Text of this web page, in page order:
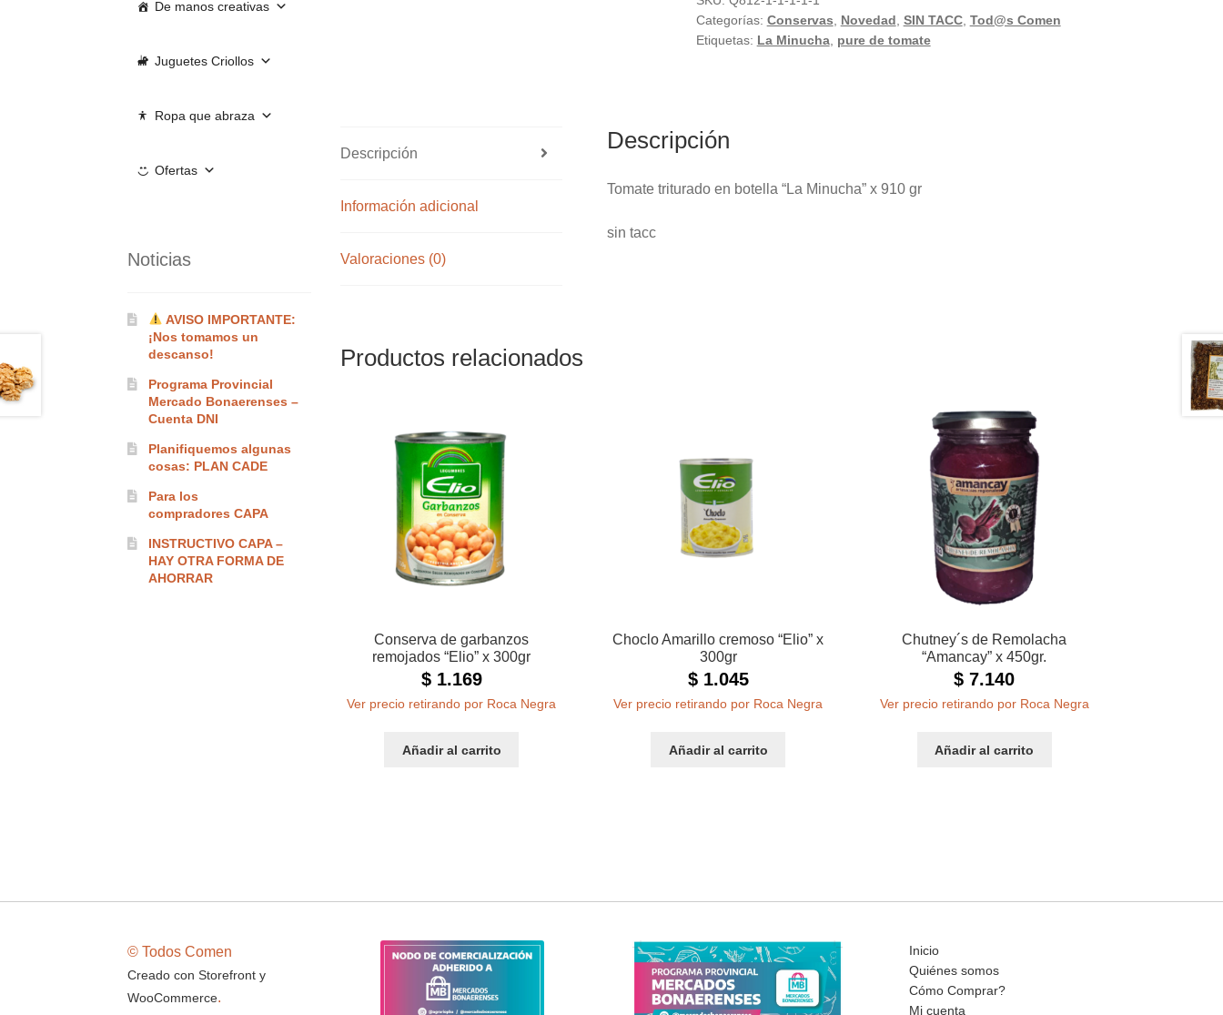
Categorías: Conservas Novedad SIN TACC, Tod@s Comen
Etiquetas: La Minucha, pure de tomate
Descripción
Información adicional
Valoraciones (0)
Descripción
Tomate triturado en botella “La Minucha” x 910 gr
sin tacc
Productos relacionados
Conserva de garbanzos
remojados “Elio” x 300gr
$1.169
Ver precio retirando por Roca Negra
Añadir al carrito
Choclo Amarillo cremoso “Elio” x
300gr
$1.045
Ver precio retirando por Roca Negra
Añadir al carrito
Chutney´s de Remolacha
“Amancay” x 450gr.
$ 7.140
Ver precio retirando por Roca Negra
Añadir al carrito
De manos creativas
Juguetes Criollos
Ropa que abraza
Ofertas
Noticias
AVISO IMPORTANTE:
¡Nos tomamos un
descanso!
Programa Provincial
Mercado Bonaerenses –
Cuenta DNI
Planifiquemos algunas
cosas: PLAN CADE
Para los
compradores CAPA
INSTRUCTIVO CAPA –
HAY OTRA FORMA DE
AHORRAR
© Todos Comen
Creado con Storefront y
WooCommerce.
Inicio
Quiénes somos
Cómo Comprar?
Mi cuenta